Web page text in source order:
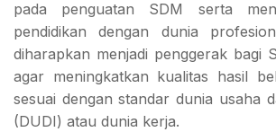
pada penguatan SDM serta
pendidikan dengan dunia
diharapkan menjadi penggerak bagi
agar meningkatkan kualitas hasil
sesuai dengan standar dunia usaha
(DUDI) atau dunia kerja.